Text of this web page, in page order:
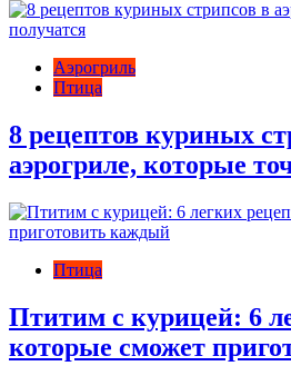
Аэрогриль
Птица
8 рецептов куриных
аэрогриле, которые
Птица
Птитим с курицей: 6
которые сможет